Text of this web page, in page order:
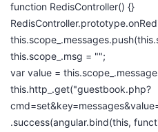
function RedisController() {}
this.scope_.msg = "";
var value =
this.http_.get("guestbook.php?
.success(angular.bind(this,